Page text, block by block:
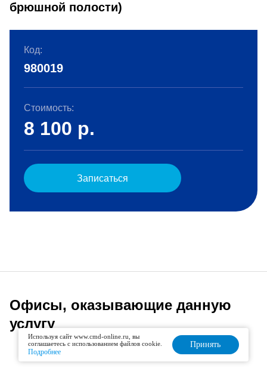
брюшной полости)
Код:
980019
Стоимость:
8 100 р.
Записаться
Офисы, оказывающие данную
услугу
Списком На карте
Используя сайт www.cmd-online.ru, вы
соглашаетесь с использованием файлов cookie.
Подробнее
Принять